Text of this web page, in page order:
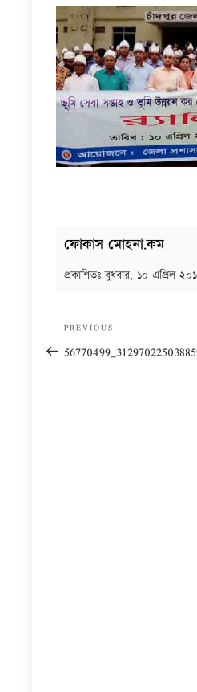
ফোকাস মোহনা.কম
প্রকাশিতঃবুধবার, ১০ এপ্রিল
Previous
Post
PREVIOUS